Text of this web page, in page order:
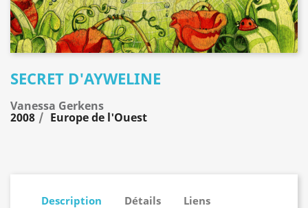
SECRET D'AYWELINE
Vanessa Gerkens
2008 Europe de l'Ouest
Description Détails Liens